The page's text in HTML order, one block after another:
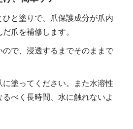
と塗りで、爪保護成分が爪内
爪を補修します。
ので、浸透するまでそのままで
塗ってください。また水溶性
べく長時間、水に触れないよ